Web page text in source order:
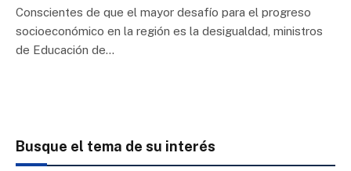
Conscientes de que el mayor desafío para el progreso
socioeconómico en la región es la desigualdad, ministros
de Educación de…
Busque el tema de su interés